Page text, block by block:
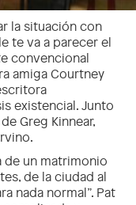
la situación con
te va a parecer el
convencional
amiga Courtney
existencial. Junto
Greg Kinnear,
de un matrimonio
de la ciudad al
nada normal”. Pat